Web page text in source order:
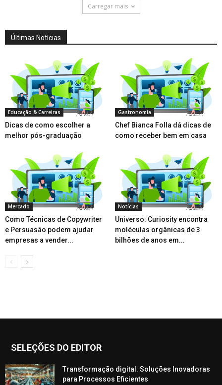
Carregar mais
Últimas Notícias
Educação & Carreiras
Dicas de como escolher a
melhor pós-graduação
Gastronomia
Chef Bianca Folla dá dicas de
como receber bem em casa
Mercado
Como Técnicas de Copywriter
e Persuasão podem ajudar
empresas a vender...
Notícias
Universo: Curiosity encontra
moléculas orgânicas de 3
bilhões de anos em...
SELEÇÕES DO EDITOR
Transformação digital: Soluções Inovadoras
para Processos Eficientes